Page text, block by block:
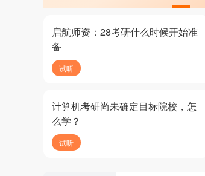
启航师资：28考研什么时候开始准
备
试听
计算机考研尚未确定目标院校，怎
么学？
试听